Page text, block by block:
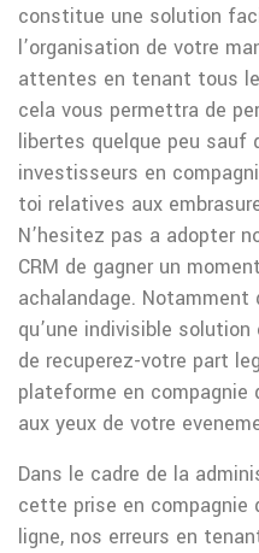
constitue une solution
l’organisation de votre
attentes en tenant tous
cela vous permettra de
libertes quelque peu sauf
investisseurs en
toi relatives aux
N’hesitez pas a adopter
CRM de gagner un
achalandage.
qu’une indivisible
de recuperez-votre part
plateforme en compagnie
aux yeux de votre
Dans le cadre de la
cette prise en compagnie
ligne, nos erreurs en